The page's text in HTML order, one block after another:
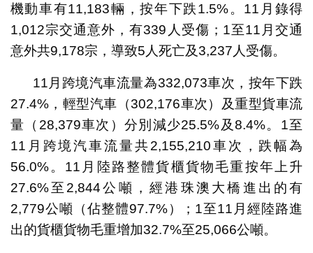
機動車有11,183輛，按年下跌1.5%。11月錄得
1,012宗交通意外，有339人受傷；1至11月交通
意外共9,178宗，導致5人死亡及3,237人受傷。
11月跨境汽車流量為332,073車次，按年下跌
27.4%，輕型汽車（302,176車次）及重型貨車流
量（28,379車次）分別減少25.5%及8.4%。1至
11月跨境汽車流量共2,155,210車次，跌幅為
56.0%。11月陸路整體貨櫃貨物毛重按年上升
27.6%至2,844公噸，經港珠澳大橋進出的有
2,779公噸（佔整體97.7%）；1至11月經陸路進
出的貨櫃貨物毛重增加32.7%至25,066公噸。